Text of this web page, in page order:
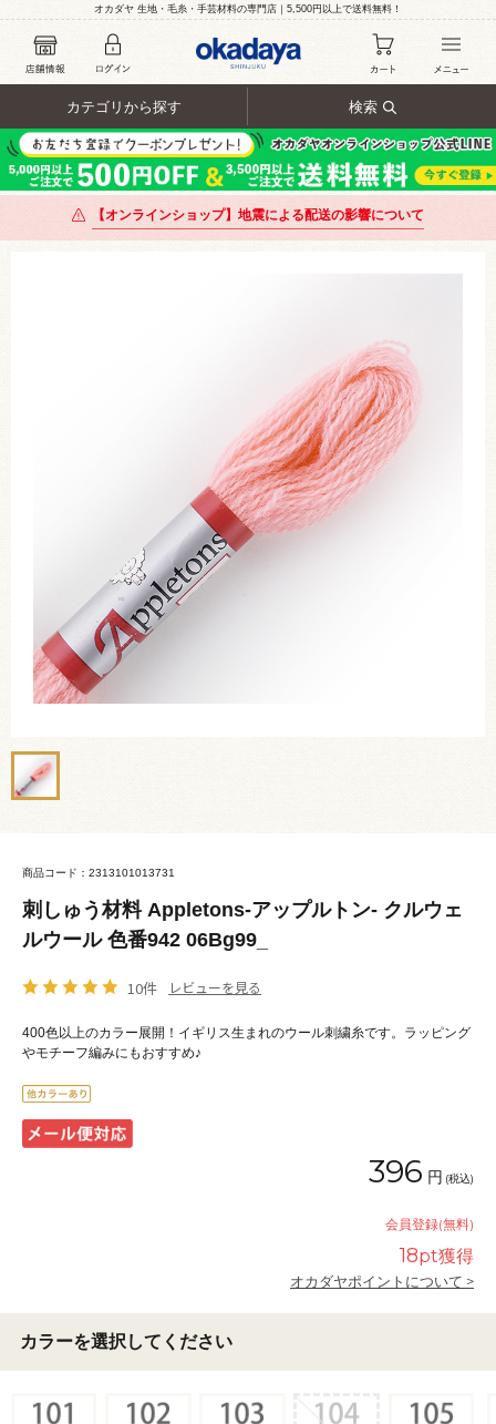
オカダヤ 生地・毛糸・手芸材料の専門店｜5,500円以上で送料無料！
カテゴリから探す 検索
【オンラインショップ】地震による配送の影響について
商品コード：2313101013731
刺しゅう材料 Appletons-アップルトン- クルウェ
ルウール 色番942 06Bg99_
10件 レビューを見る
400色以上のカラー展開！イギリス生まれのウール刺繍糸です。ラッピング
やモチーフ編みにもおすすめ♪
396 円 (税込)
会員登録(無料)
18pt獲得
オカダヤポイントについて >
カラーを選択してください